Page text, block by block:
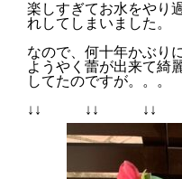
楽しすぎてお水をやり
れしてしまいました。
なので、何十年かぶり
ようやく蕾が出来て綺
してたのですが。。。
↓↓ ↓↓ ↓↓